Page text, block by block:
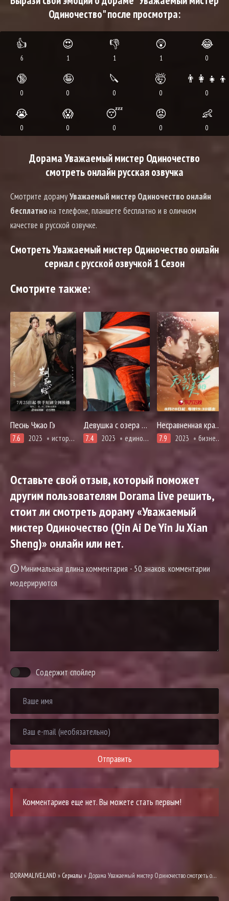
Одиночество" после просмотра:
👍
6
😍
1
👎
1
😲
1
😂
0
🔞
0
🤪
0
🔪
0
🤯
0
👨‍👩‍👧‍👦
0
😭
0
😱
0
😴
0
😡
0
👶
0
Дорама Уважаемый мистер Одиночество
смотреть онлайн русская озвучка
Смотрите дорамуУважаемый мистер Одиночество онлайн
бесплатнона телефоне, планшете бесплатно и в оличном
качестве в русской озвучке.
Смотреть Уважаемый мистер Одиночество онлайн
сериал с русской озвучкой 1 Сезон
Смотрите также:
Песнь Чжао Гэ
7.6 2023 история, романтика
Девушка с озера Цзянху
7.4 2023 единоборства, комедия, расследование, романтика
Несравненная красота
7.9 2023 бизнес, драма, повседневность, романтика
Оставьте свой отзыв, который поможет
другим пользователям Dorama live решить,
стоит ли смотреть дораму «Уважаемый
мистер Одиночество (Qin Ai De Yin Ju Xian
Sheng)» онлайн или нет.
Минимальная длина комментария - 50 знаков. комментарии
модерируются
Содержит спойлер
Отправить
Комментариев еще нет. Вы можете стать первым!
DORAMALIVE.LAND » Сериалы » Дорама Уважаемый мистер Одиночество смотреть онлайн